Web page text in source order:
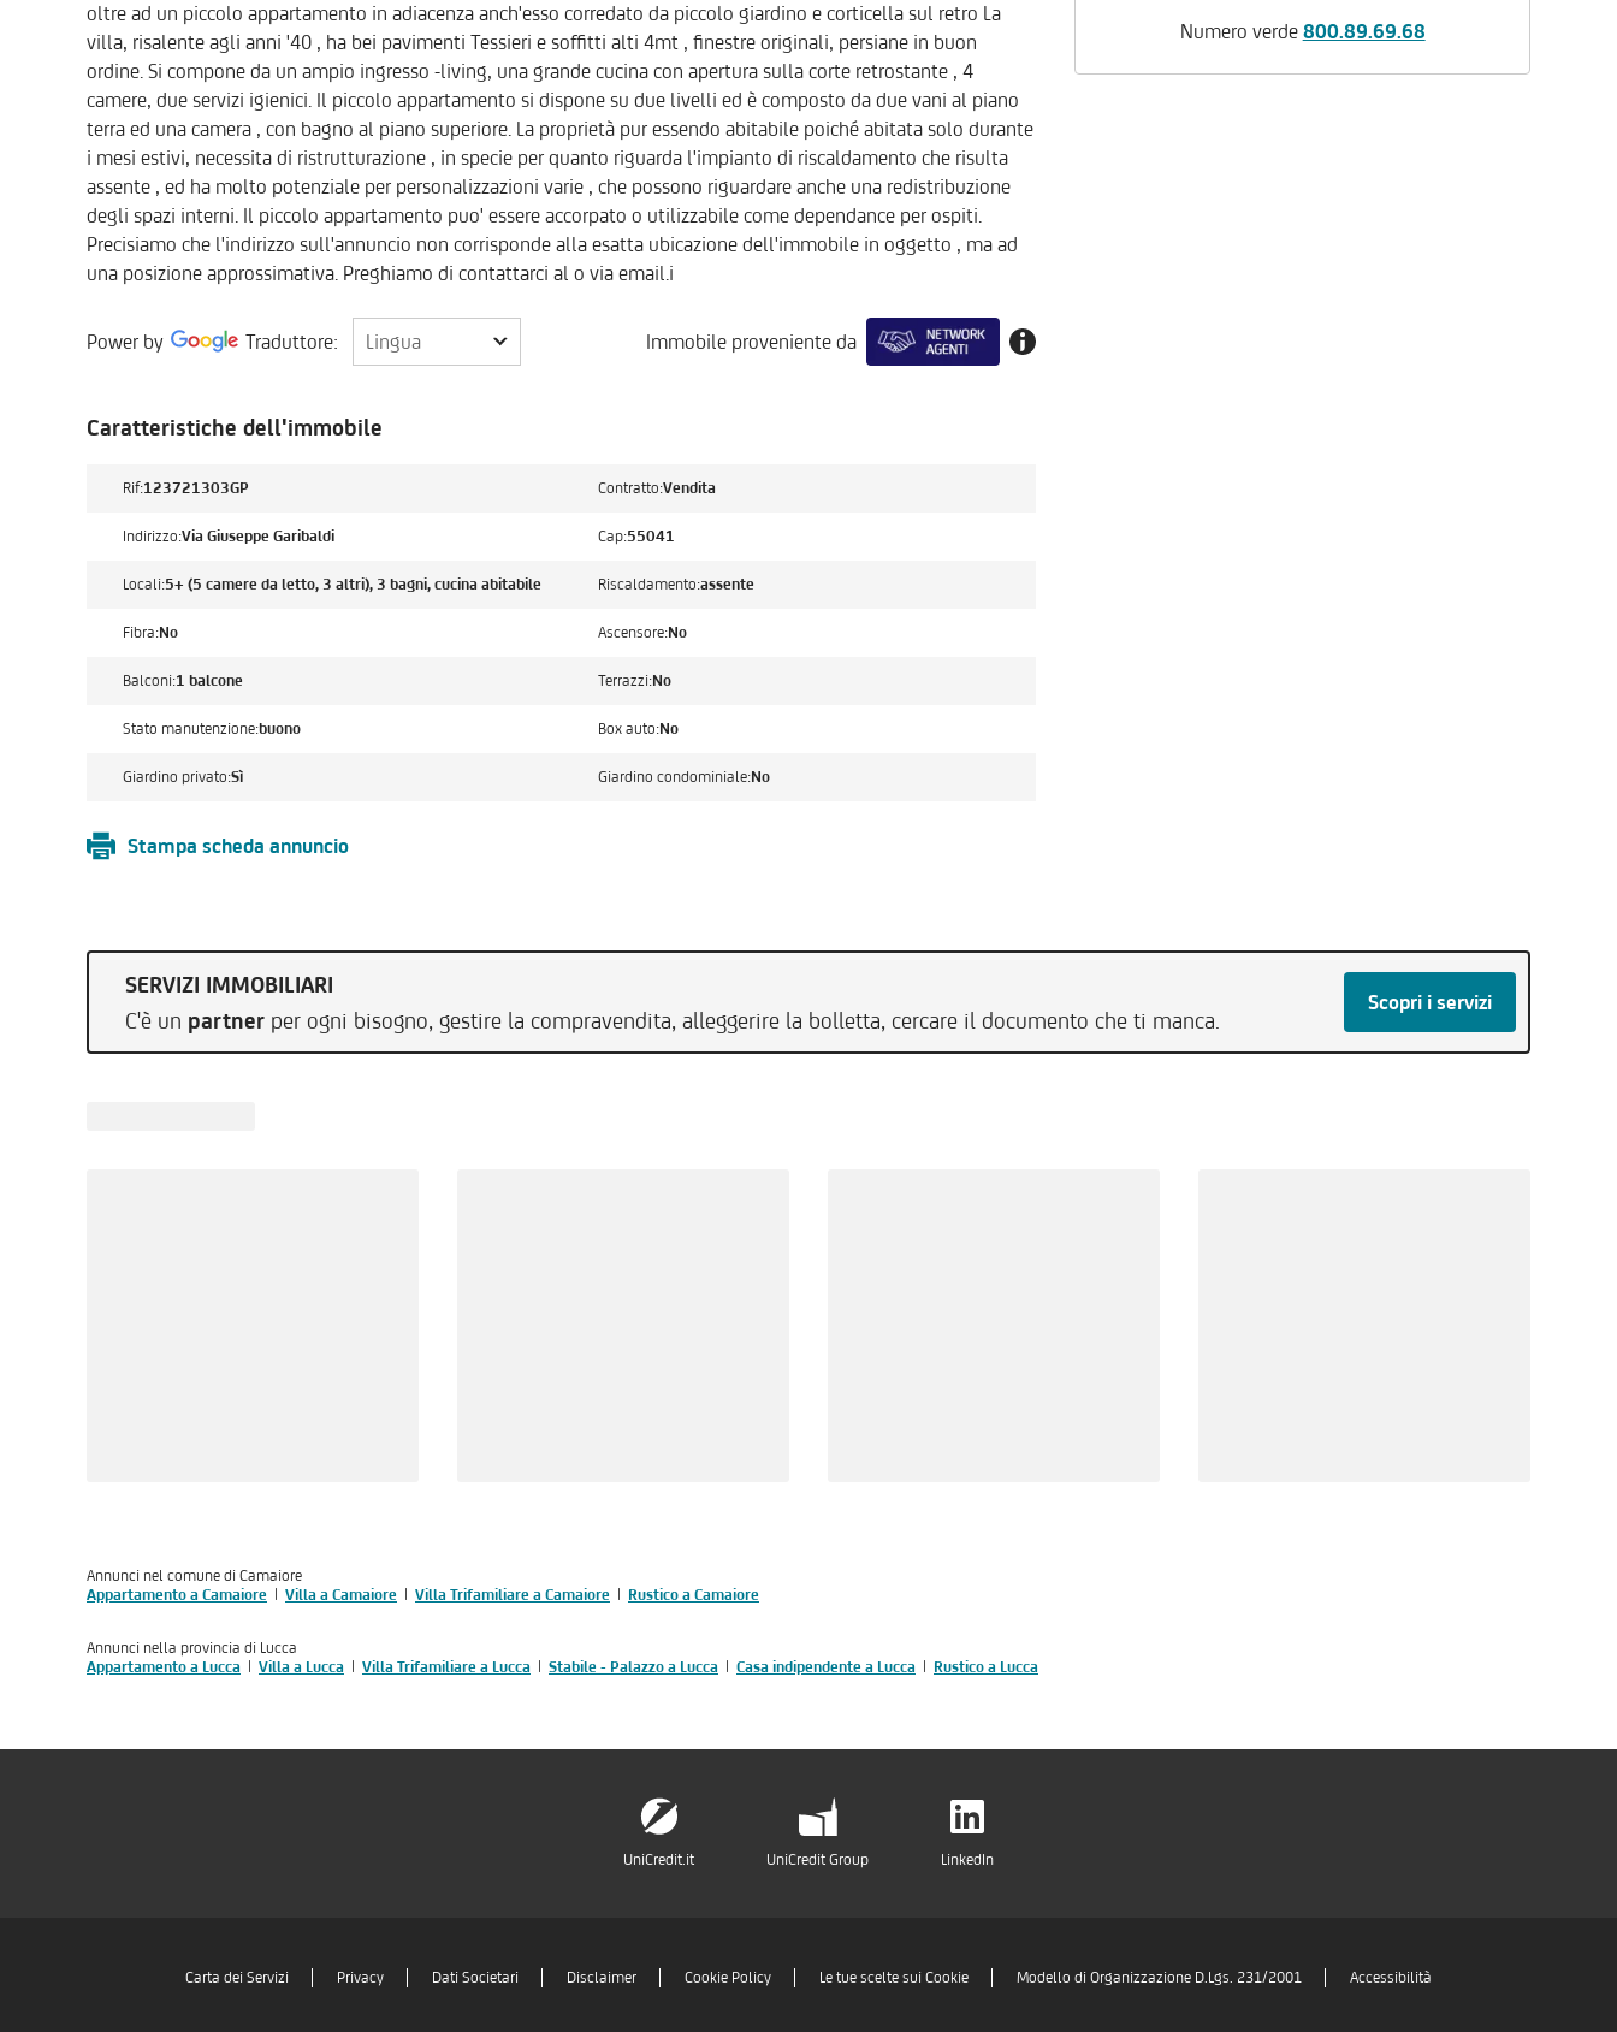
oltre ad un piccolo appartamento in adiacenza anch'esso corredato da piccolo giardino e corticella sul retro La
villa, risalente agli anni '40 , ha bei pavimenti Tessieri e soffitti alti 4mt , finestre originali, persiane in buon
ordine. Si compone da un ampio ingresso -living, una grande cucina con apertura sulla corte retrostante , 4
camere, due servizi igienici. Il piccolo appartamento si dispone su due livelli ed è composto da due vani al piano
terra ed una camera , con bagno al piano superiore. La proprietà pur essendo abitabile poiché abitata solo durante
i mesi estivi, necessita di ristrutturazione , in specie per quanto riguarda l'impianto di riscaldamento che risulta
assente , ed ha molto potenziale per personalizzazioni varie , che possono riguardare anche una redistribuzione
degli spazi interni. Il piccolo appartamento puo' essere accorpato o utilizzabile come dependance per ospiti.
Precisiamo che l'indirizzo sull'annuncio non corrisponde alla esatta ubicazione dell'immobile in oggetto , ma ad
una posizione approssimativa. Preghiamo di contattarci al o via email.i
Power by Traduttore: Lingua
Lingua Immobile proveniente da
Caratteristiche dell'immobile
Rif:123721303GP Contratto:Vendita
Indirizzo:Via Giuseppe Garibaldi Cap:55041
Locali:5+ (5 camere da letto, 3 altri), 3 bagni, cucina abitabile Riscaldamento:assente
Fibra:No Ascensore:No
Balconi:1 balcone Terrazzi:No
Stato manutenzione:buono Box auto:No
Giardino privato:Sì Giardino condominiale:No
Stampa scheda annuncio
Numero verde 800.89.69.68
SERVIZI IMMOBILIARI
C'è un partner per ogni bisogno, gestire la compravendita, alleggerire la bolletta, cercare il documento che ti manca.
Scopri i servizi
Annunci nel comune di Camaiore
Appartamento a Camaiore
Villa a Camaiore Villa Trifamiliare a Camaiore Rustico a Camaiore
Annunci nella provincia di Lucca
Appartamento a Lucca
Villa a Lucca Villa Trifamiliare a Lucca Stabile - Palazzo a Lucca Casa indipendente a Lucca Rustico a Lucca
UniCredit.it UniCredit Group LinkedIn
Carta dei Servizi Privacy Dati Societari Disclaimer Cookie Policy Le tue scelte sui Cookie Modello di Organizzazione D.Lgs. 231/2001 Accessibilità